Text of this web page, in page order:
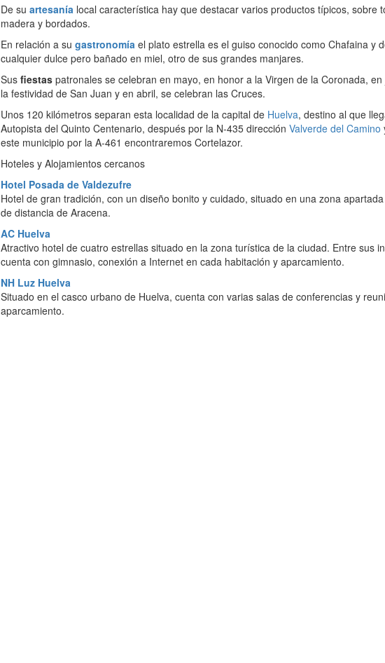
De su artesanía local característica hay que destacar varios productos típicos, sobre
madera y bordados.
En relación a su gastronomía el plato estrella es el guiso conocido como Chafaina y
cualquier dulce pero bañado en miel, otro de sus grandes manjares.
Sus fiestas patronales se celebran en mayo, en honor a la Virgen de la Coronada,
la festividad de San Juan y en abril, se celebran las Cruces.
Unos 120 kilómetros separan esta localidad de la capital de Huelva, destino al que
Autopista del Quinto Centenario, después por la N-435 dirección Valverde del Camino
este municipio por la A-461 encontraremos Cortelazor.
Hoteles y Alojamientos cercanos
Hotel Posada de Valdezufre
Hotel de gran tradición, con un diseño bonito y cuidado, situado en una zona
de distancia de Aracena.
AC Huelva
Atractivo hotel de cuatro estrellas situado en la zona turística de la ciudad. Entre sus
cuenta con gimnasio, conexión a Internet en cada habitación y aparcamiento.
NH Luz Huelva
Situado en el casco urbano de Huelva, cuenta con varias salas de conferencias y
aparcamiento.